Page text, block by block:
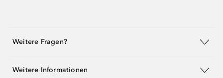
Weitere Fragen?
Weitere Informationen